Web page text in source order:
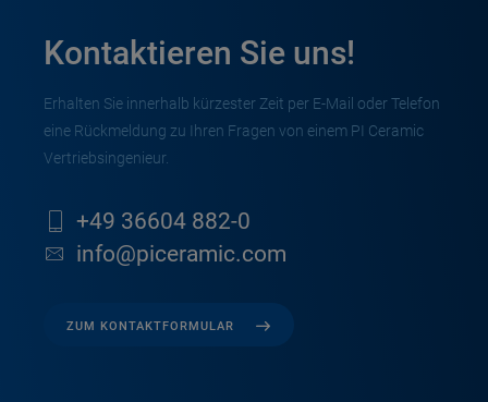
Kontaktieren Sie uns!
Erhalten Sie innerhalb kürzester Zeit per E-Mail oder Telefon
eine Rückmeldung zu Ihren Fragen von einem PI Ceramic
Vertriebsingenieur.
+49 36604 882-0
info@piceramic.com
ZUM KONTAKTFORMULAR